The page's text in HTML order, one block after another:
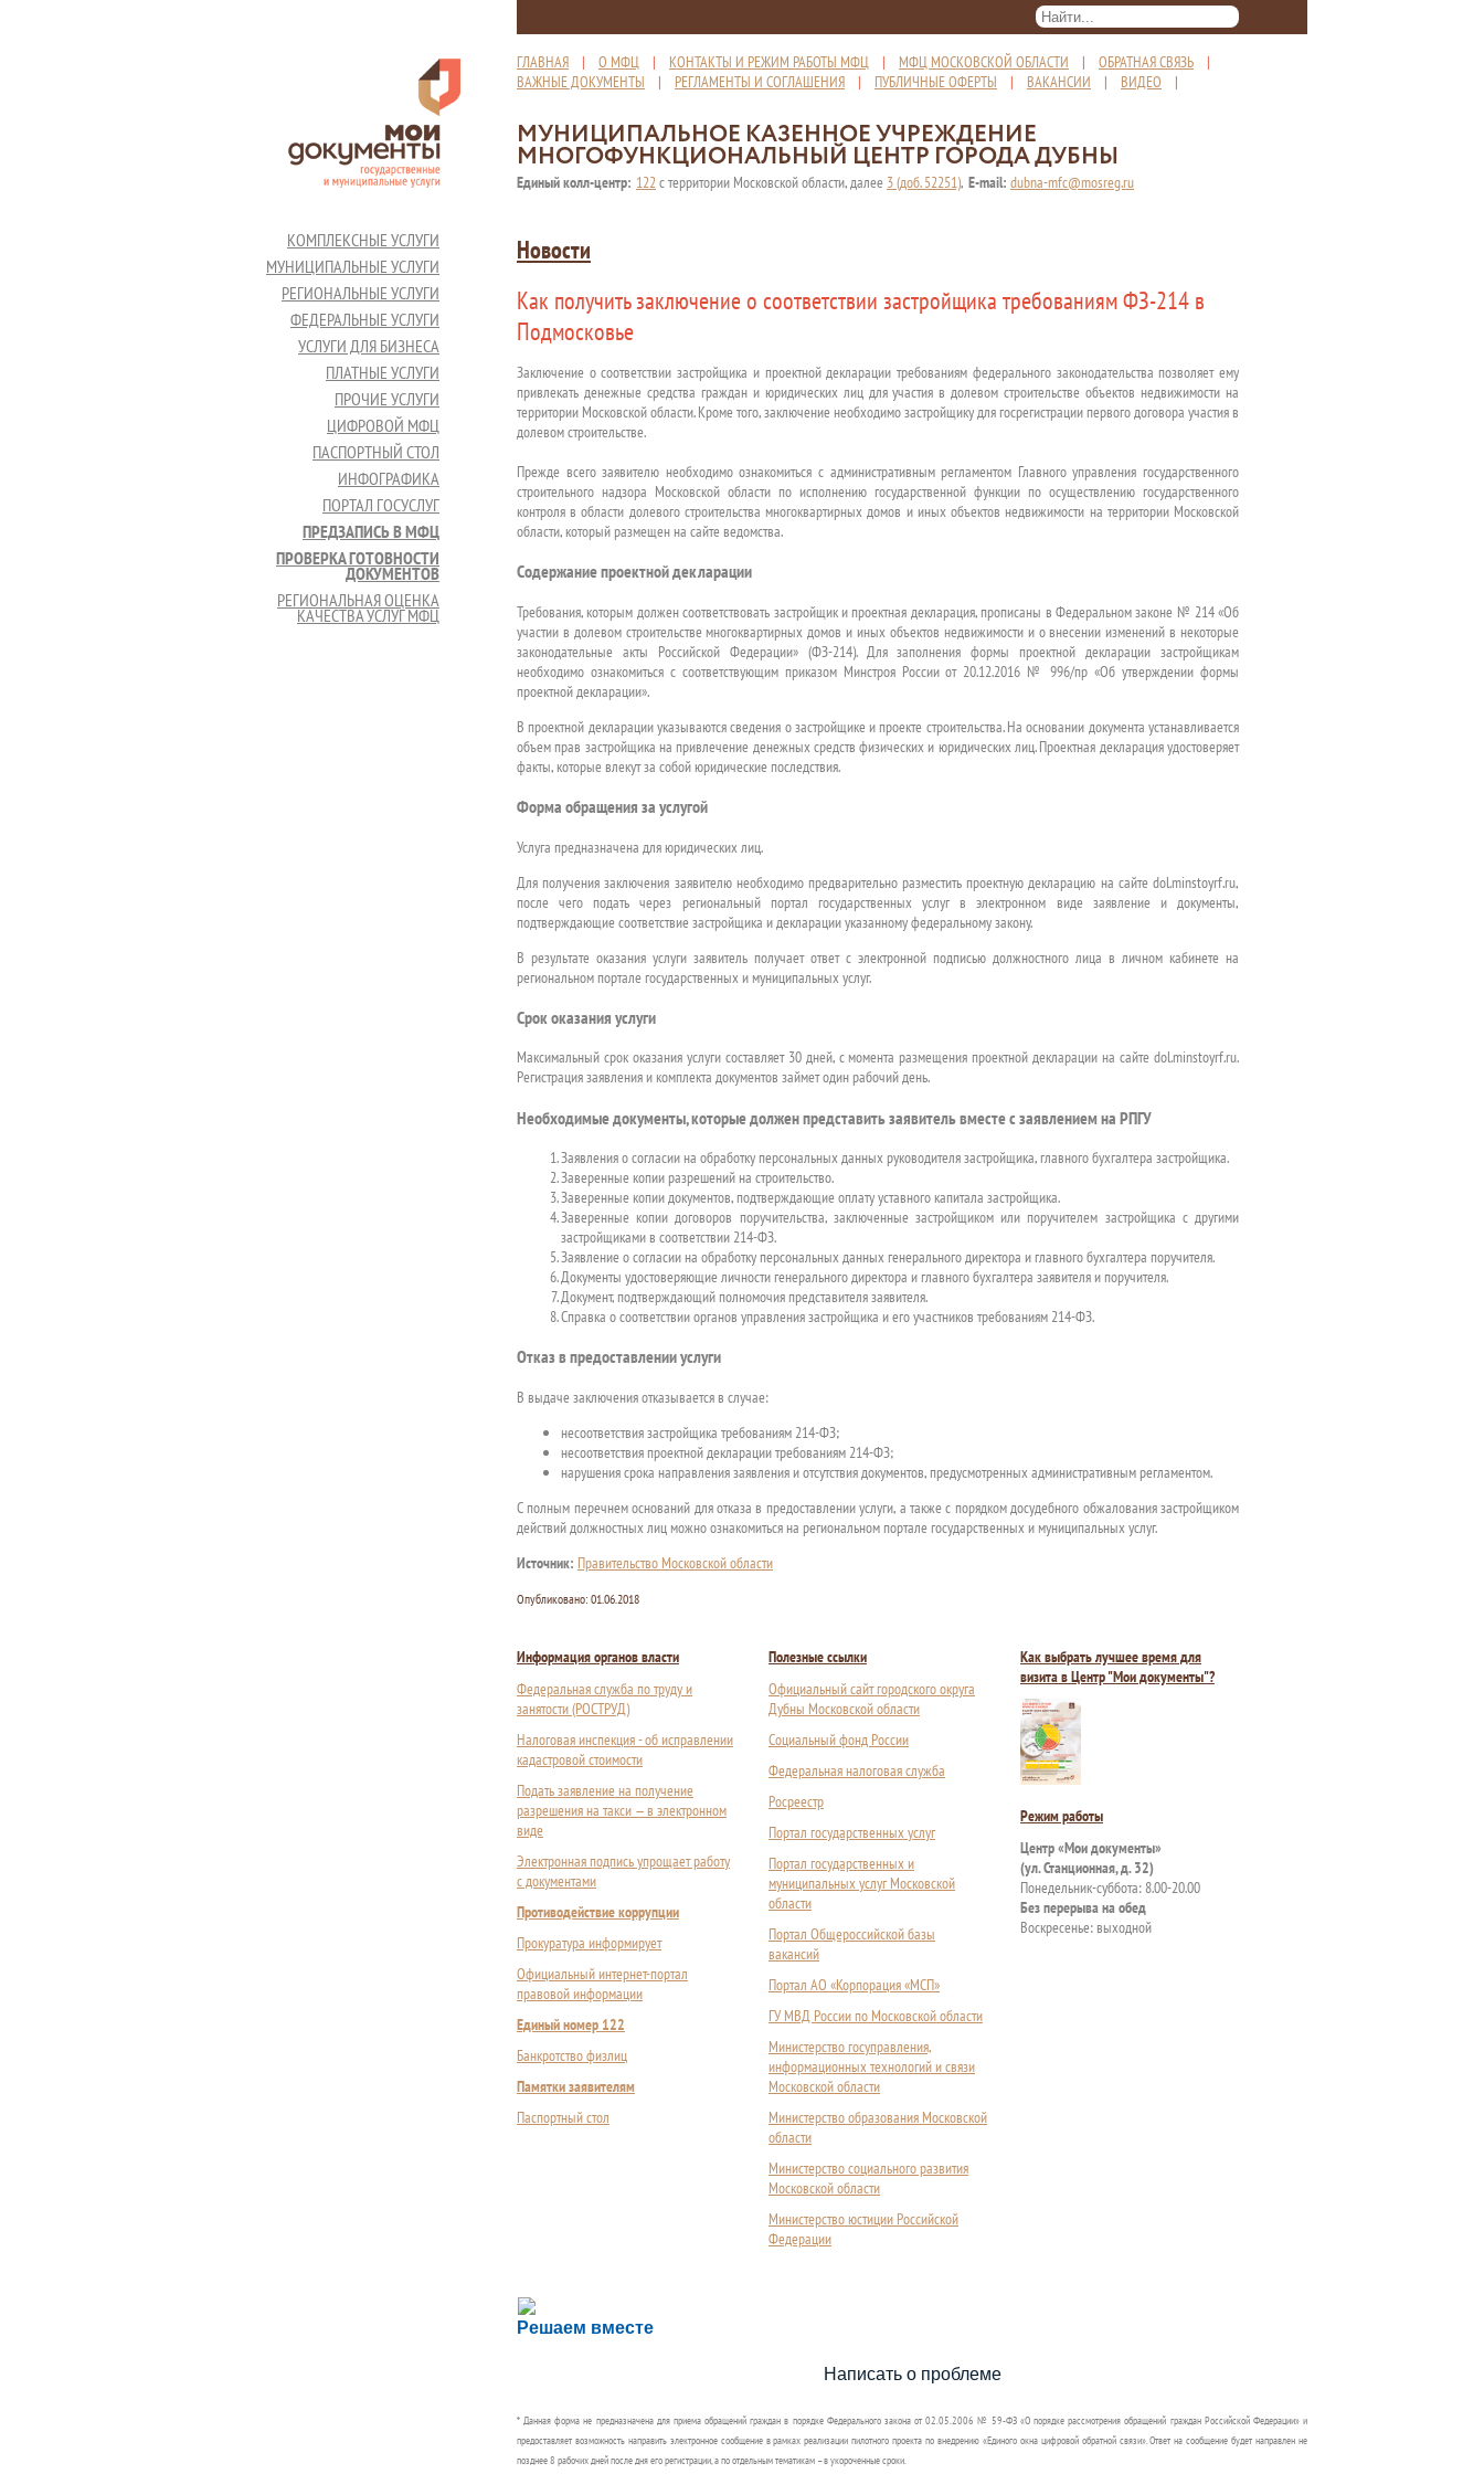
ГЛАВНАЯ | О МФЦ | КОНТАКТЫ И РЕЖИМ РАБОТЫ МФЦ | МФЦ МОСКОВСКОЙ ОБЛАСТИ | ОБРАТНАЯ СВЯЗЬ |
ВАЖНЫЕ ДОКУМЕНТЫ | РЕГЛАМЕНТЫ И СОГЛАШЕНИЯ | ПУБЛИЧНЫЕ ОФЕРТЫ | ВАКАНСИИ | ВИДЕО |
МУНИЦИПАЛЬНОЕ КАЗЕННОЕ УЧРЕЖДЕНИЕ
МНОГОФУНКЦИОНАЛЬНЫЙ ЦЕНТР ГОРОДА ДУБНЫ
Единый колл-центр: 122с территории Московской области, далее 3 (доб. 52251), E-mail: dubna-mfc@mosreg.ru
КОМПЛЕКСНЫЕ УСЛУГИ
МУНИЦИПАЛЬНЫЕ УСЛУГИ
РЕГИОНАЛЬНЫЕ УСЛУГИ
ФЕДЕРАЛЬНЫЕ УСЛУГИ
УСЛУГИ ДЛЯ БИЗНЕСА
ПЛАТНЫЕ УСЛУГИ
ПРОЧИЕ УСЛУГИ
ЦИФРОВОЙ МФЦ
ПАСПОРТНЫЙ СТОЛ
ИНФОГРАФИКА
ПОРТАЛ ГОСУСЛУГ
ПРЕДЗАПИСЬ В МФЦ
ПРОВЕРКА ГОТОВНОСТИ
ДОКУМЕНТОВ
РЕГИОНАЛЬНАЯ ОЦЕНКА
КАЧЕСТВА УСЛУГ МФЦ
Новости
Как получить заключение о соответствии застройщика требованиям ФЗ-214 в
Подмосковье
Заключение о соответствии застройщика и проектной декларации требованиям федерального законодательства позволяет ему
привлекать денежные средства граждан и юридических лиц для участия в долевом строительстве объектов недвижимости на
территории Московской области. Кроме того, заключение необходимо застройщику для госрегистрации первого договора участия в
долевом строительстве.
Прежде всего заявителю необходимо ознакомиться с административным регламентом Главного управления государственного
строительного надзора Московской области по исполнению государственной функции по осуществлению государственного
контроля в области долевого строительства многоквартирных домов и иных объектов недвижимости на территории Московской
области, который размещен на сайте ведомства.
Содержание проектной декларации
Требования, которым должен соответствовать застройщик и проектная декларация, прописаны в Федеральном законе № 214 «Об
участии в долевом строительстве многоквартирных домов и иных объектов недвижимости и о внесении изменений в некоторые
законодательные акты Российской Федерации» (ФЗ-214). Для заполнения формы проектной декларации застройщикам
необходимо ознакомиться с соответствующим приказом Минстроя России от 20.12.2016 № 996/пр «Об утверждении формы
проектной декларации».
В проектной декларации указываются сведения о застройщике и проекте строительства. На основании документа устанавливается
объем прав застройщика на привлечение денежных средств физических и юридических лиц. Проектная декларация удостоверяет
факты, которые влекут за собой юридические последствия.
Форма обращения за услугой
Услуга предназначена для юридических лиц.
Для получения заключения заявителю необходимо предварительно разместить проектную декларацию на сайте dol.minstoyrf.ru,
после чего подать через региональный портал государственных услуг в электронном виде заявление и документы,
подтверждающие соответствие застройщика и декларации указанному федеральному закону.
В результате оказания услуги заявитель получает ответ с электронной подписью должностного лица в личном кабинете на
региональном портале государственных и муниципальных услуг.
Срок оказания услуги
Максимальный срок оказания услуги составляет 30 дней, с момента размещения проектной декларации на сайте dol.minstoyrf.ru.
Регистрация заявления и комплекта документов займет один рабочий день.
Необходимые документы, которые должен представить заявитель вместе с заявлением на РПГУ
Заявления о согласии на обработку персональных данных руководителя застройщика, главного бухгалтера застройщика.
Заверенные копии разрешений на строительство.
Заверенные копии документов, подтверждающие оплату уставного капитала застройщика.
Заверенные копии договоров поручительства, заключенные застройщиком или поручителем застройщика с другими
застройщиками в соответствии 214-ФЗ.
Заявление о согласии на обработку персональных данных генерального директора и главного бухгалтера поручителя.
Документы удостоверяющие личности генерального директора и главного бухгалтера заявителя и поручителя.
Документ, подтверждающий полномочия представителя заявителя.
Справка о соответствии органов управления застройщика и его участников требованиям 214-ФЗ.
Отказ в предоставлении услуги
В выдаче заключения отказывается в случае:
несоответствия застройщика требованиям 214-ФЗ;
несоответствия проектной декларации требованиям 214-ФЗ;
нарушения срока направления заявления и отсутствия документов, предусмотренных административным регламентом.
С полным перечнем оснований для отказа в предоставлении услуги, а также с порядком досудебного обжалования застройщиком
действий должностных лиц можно ознакомиться на региональном портале государственных и муниципальных услуг.
Источник: Правительство Московской области
Опубликовано: 01.06.2018
Информация органов власти
Федеральная служба по труду и
занятости (РОСТРУД)
Налоговая инспекция - об исправлении
кадастровой стоимости
Подать заявление на получение
разрешения на такси — в электронном
виде
Электронная подпись упрощает работу
с документами
Противодействие коррупции
Прокуратура информирует
Официальный интернет-портал
правовой информации
Единый номер 122
Банкротство физлиц
Памятки заявителям
Паспортный стол
Полезные ссылки
Официальный сайт городского округа
Дубны Московской области
Социальный фонд России
Федеральная налоговая служба
Росреестр
Портал государственных услуг
Портал государственных и
муниципальных услуг Московской
области
Портал Общероссийской базы
вакансий
Портал АО «Корпорация «МСП»
ГУ МВД России по Московской области
Министерство госуправления,
информационных технологий и связи
Московской области
Министерство образования Московской
области
Министерство социального развития
Московской области
Министерство юстиции Российской
Федерации
Как выбрать лучшее время для
визита в Центр "Мои документы"?
Режим работы
Центр «Мои документы»
(ул. Станционная, д. 32)
Понедельник-суббота: 8.00-20.00
Без перерыва на обед
Воскресенье: выходной
Решаем вместе
Сложности с получением социальной выплаты или пособия?
Сообщите об этом
Написать о проблеме
* Данная форма не предназначена для приема обращений граждан в порядке Федерального закона от 02.05.2006 № 59-ФЗ «О порядке рассмотрения обращений граждан Российской Федерации» и
предоставляет возможность направить электронное сообщение в рамках реализации пилотного проекта по внедрению «Единого окна цифровой обратной связи». Ответ на сообщение будет направлен не
позднее 8 рабочих дней после дня его регистрации, а по отдельным тематикам – в укороченные сроки.